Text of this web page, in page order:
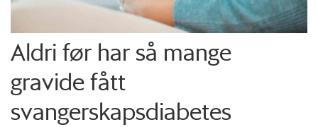
Aldri før har så mange
gravide fått
svangerskapsdiabetes